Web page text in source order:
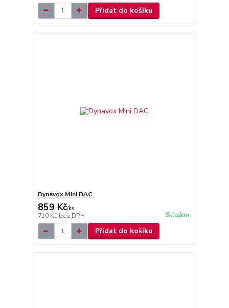
Přidat do košíku
Dynavox Mini DAC
859 Kč/ks
710 Kč bez DPH Skladem
Přidat do košíku